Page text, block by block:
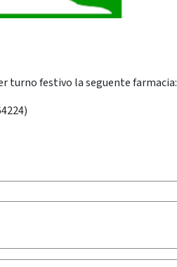
turno festivo la seguente farmacia: